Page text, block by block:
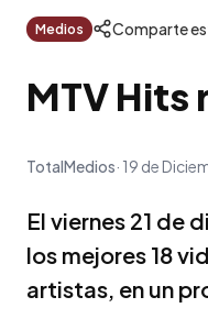
Medios Comparte
MTV Hits
TotalMedios 19 de
El viernes 21 de
los mejores 18
artistas, en un